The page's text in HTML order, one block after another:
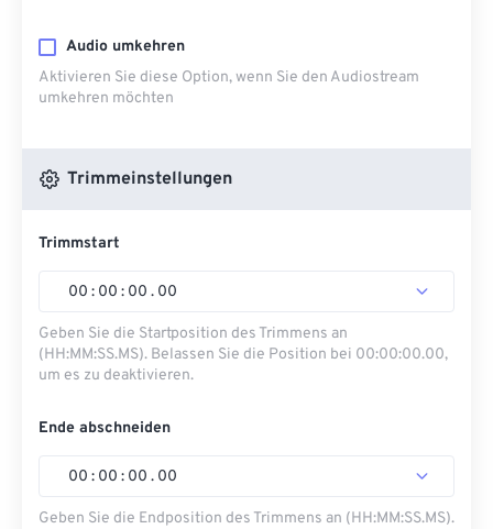
Audio umkehren
Aktivieren Sie diese Option, wenn Sie den Audiostream
umkehren möchten
Trimmeinstellungen
Trimmstart
00 : 00 : 00 . 00
Geben Sie die Startposition des Trimmens an
(HH:MM:SS.MS). Belassen Sie die Position bei 00:00:00.00,
um es zu deaktivieren.
Ende abschneiden
00 : 00 : 00 . 00
Geben Sie die Endposition des Trimmens an (HH:MM:SS.MS).